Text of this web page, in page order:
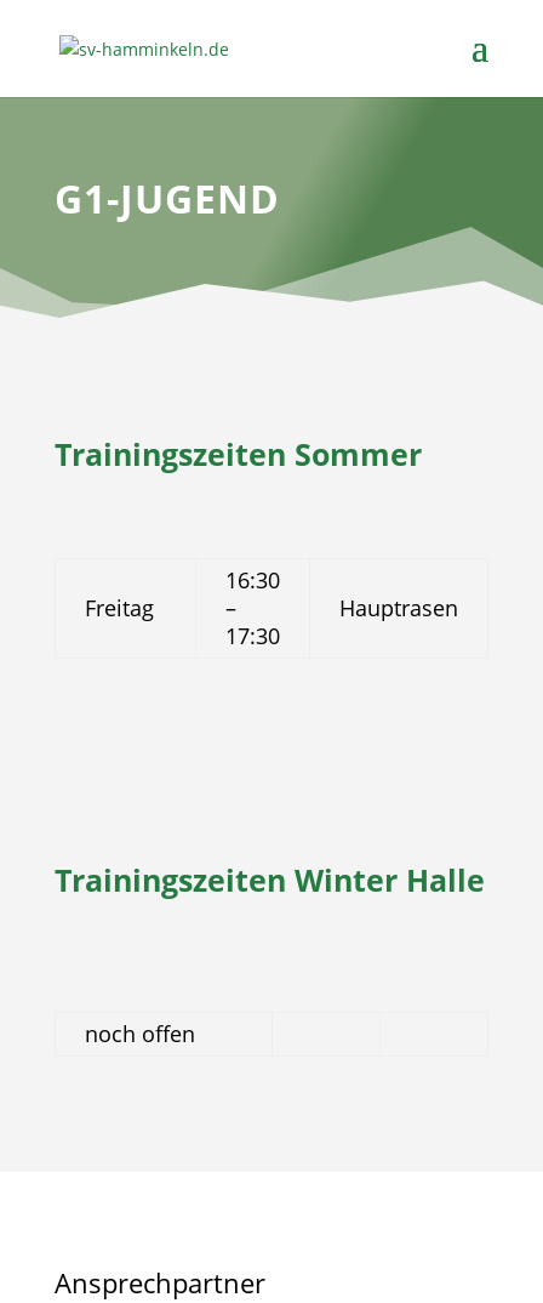
G1-JUGEND
Trainingszeiten Sommer
Freitag
16:30
–
17:30
Hauptrasen
Trainingszeiten Winter Halle
noch offen
Ansprechpartner